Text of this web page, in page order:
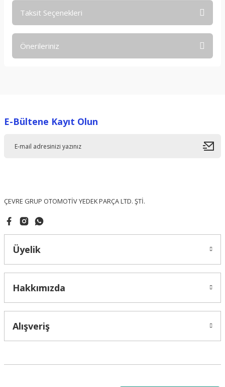
Taksit Seçenekleri
Önerileriniz
Ürün resmi kalitesiz, bozuk veya görüntülenemiyor.
E-Bültene Kayıt Olun
ÇEVRE GRUP OTOMOTİV YEDEK PARÇA LTD. ŞTİ.
Üyelik
Hakkımızda
Alışveriş